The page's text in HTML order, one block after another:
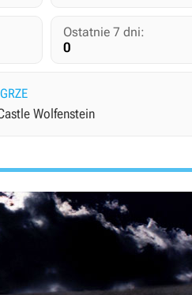
Ostatnie 7 dni:
0
Wolfenstein